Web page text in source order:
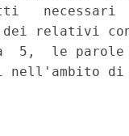
dei relativi
5,  le